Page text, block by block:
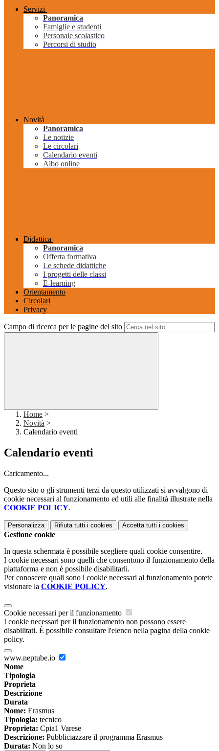
Servizi
Panoramica
Famiglie e studenti
Personale scolastico
Percorsi di studio
Novità
Panoramica
Le notizie
Le circolari
Calendario eventi
Albo online
Didattica
Panoramica
Offerta formativa
Le schede didattiche
I progetti delle classi
E-learning
Orientamento
Circolari
Privacy
Campo di ricerca per le pagine del sito
Home >
Novità >
Calendario eventi
Calendario eventi
Caricamento...
Questo sito o gli strumenti terzi da questo utilizzati si avvalgono di
cookie necessari al funzionamento ed utili alle finalità illustrate nella
COOKIE POLICY.
Personalizza Rifiuta tutti i cookies Accetta tutti i cookies
Gestione cookie
In questa schermata è possibile scegliere quali cookie consentire.
I cookie necessari sono quelli che consentono il funzionamento della
piattaforma e non è possibile disabilitarli.
Per conoscere quali sono i cookie necessari al funzionamento potete
visionare la COOKIE POLICY.
Cookie necessari per il funzionamento
I cookie necessari per il funzionamento non possono essere
disabilitati. È possibile consultare l'elenco nella pagina della cookie
policy.
www.neptube.io
Nome
Tipologia
Proprieta
Descrizione
Durata
Nome: Erasmus
Tipologia: tecnico
Proprieta: Cpia1 Varese
Descrizione: Pubbliciazzare il programma Erasmus
Durata: Non lo so